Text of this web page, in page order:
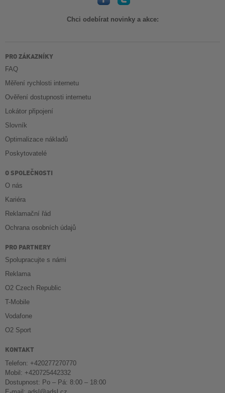
Chci odebírat novinky a akce:
PRO ZÁKAZNÍKY
FAQ
Měření rychlosti internetu
Ověření dostupnosti internetu
Lokátor připojení
Slovník
Optimalizace nákladů
Poskytovatelé
O SPOLEČNOSTI
O nás
Kariéra
Reklamační řád
Ochrana osobních údajů
PRO PARTNERY
Spolupracujte s námi
Reklama
O2 Czech Republic
T-Mobile
Vodafone
O2 Sport
KONTAKT
Telefon: +420277270770
Mobil: +420725442332
Dostupnost: Po – Pá: 8:00 – 18:00